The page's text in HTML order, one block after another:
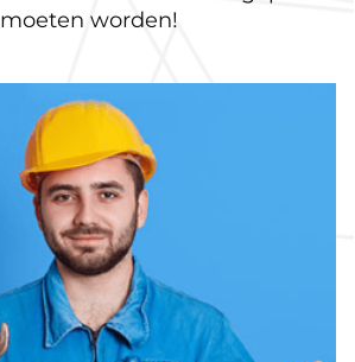
moeten worden!